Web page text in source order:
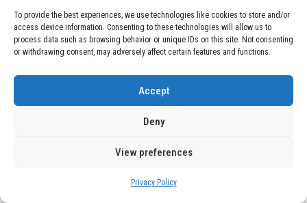
To provide the best experiences, we use technologies like cookies to store and/or
access device information. Consenting to these technologies will allow us to
process data such as browsing behavior or unique IDs on this site. Not consenting
or withdrawing consent, may adversely affect certain features and functions.
Accept
Deny
View preferences
Privacy Policy
02 TECNOLOGÍA February 9, 2026
Motor de 800 W, rango de 45 km y
ruedas todo terreno: este scooter cuesta
solo 300 euros y representa una
adquisición impresionante
GAME se Une a la Oferta de Balizas V16